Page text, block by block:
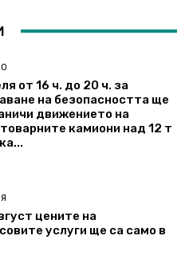
от 16 ч. до 20 ч. за
на безопасността ще
движението на
камиони над 12 т
цените на
услуги ще са само в